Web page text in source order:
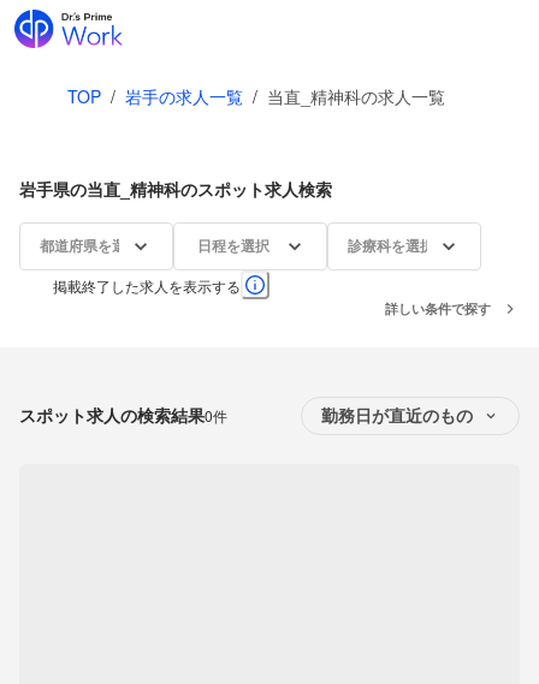
TOP / 岩手の求人一覧 / 当直_精神科の求人一覧
岩手県の当直_精神科のスポット求人検索
都道府県を選択 日程を選択 診療科を選択
掲載終了した求人を表示する
詳しい条件で探す
スポット求人の検索結果0件 勤務日が直近のもの